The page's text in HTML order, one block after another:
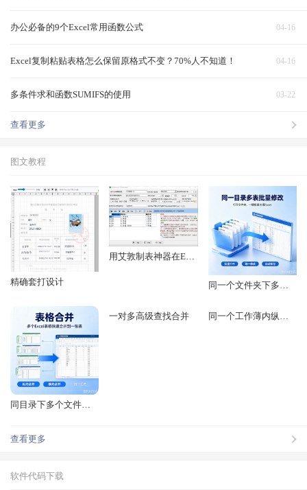
04-16
办公必备的9个Excel常用函数公式
04-16
Excel复制粘贴表格怎么保留原格式不变？70%人不知道！
03-22
多条件求和函数SUMIFS的使用
查看更多
图文教程
精确套打设计
一对多高级查找合并
查看更多
软件代码下载